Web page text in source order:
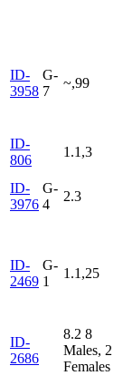
ID-
3958
G-
7
~,99
ID-
806
1.1,3
ID-
3976
G-
4
2.3
ID-
2469
G-
1
1.1,25
ID-
2686
8.2 8
Males, 2
Females